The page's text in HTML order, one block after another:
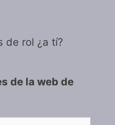
de rol ¿a tí?
de la web de